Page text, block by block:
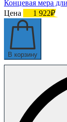
Концевая мера
Цена
1 922₽
В корзину